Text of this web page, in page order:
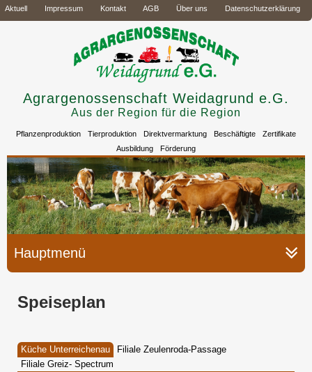
Agrargenossenschaft Weidagrund e.G.
Aus der Region für die Region
Pflanzenproduktion Tierproduktion Direktvermarktung Beschäftigte
Zertifikate
Ausbildung
Förderung
Hauptmenü
Speiseplan
Küche Unterreichenau
Filiale Zeulenroda-Passage
Filiale Greiz- Spectrum
Aktuell Impressum Kontakt AGB Über uns Datenschutzerklärung